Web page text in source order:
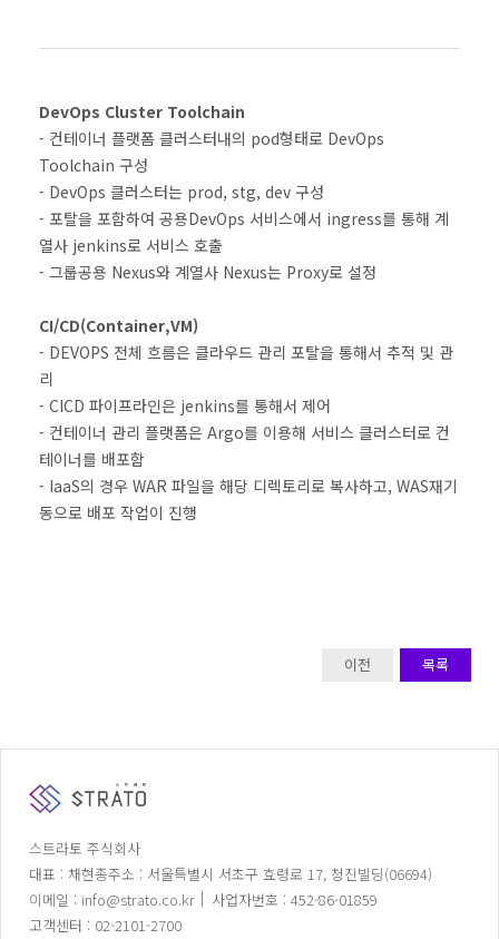
DevOps Cluster Toolchain
- 컨테이너 플랫폼 클러스터내의 pod형태로 DevOps
Toolchain 구성
- DevOps 클러스터는 prod, stg, dev 구성
- 포탈을 포함하여 공용DevOps 서비스에서 ingress를 통해 계
열사 jenkins로 서비스 호출
- 그룹공용 Nexus와 계열사 Nexus는 Proxy로 설정
CI/CD(Container,VM)
- DEVOPS 전체 흐름은 클라우드 관리 포탈을 통해서 추적 및 관
리
- CICD 파이프라인은 jenkins를 통해서 제어
- 컨테이너 관리 플랫폼은 Argo를 이용해 서비스 클러스터로 컨
테이너를 배포함
- IaaS의 경우 WAR 파일을 해당 디렉토리로 복사하고, WAS재기
동으로 배포 작업이 진행
이전 목록
스트라토 주식회사
대표 : 채현종주소 : 서울특별시 서초구 효령로 17, 청진빌딩(06694)
이메일 : info@strato.co.kr
사업자번호 : 452-86-01859
고객센터 : 02-2101-2700